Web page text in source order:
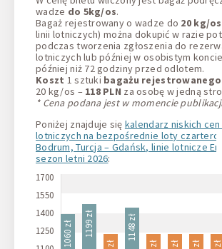
wadze do 5kg/os.
Bagaż rejestrowany o wadze do 20 kg/os
linii lotniczych) można dokupić w razie
podczas tworzenia zgłoszenia do
lotniczych lub później w osobistym
później niż 72 godziny przed odlotem.
Koszt 1 sztuki bagażu rejestrowanego
20 kg/os – 118 PLN za osobę w jedną
* Cena podana jest w momencie
Poniżej znajduje się kalendarz niskich
lotniczych na bezpośrednie loty
Bodrum, Turcja – Gdańsk, linie lotnicze
sezon letni 2026:
1700
1550
1400
1250
1060 zł 1199 zł 1148 zł